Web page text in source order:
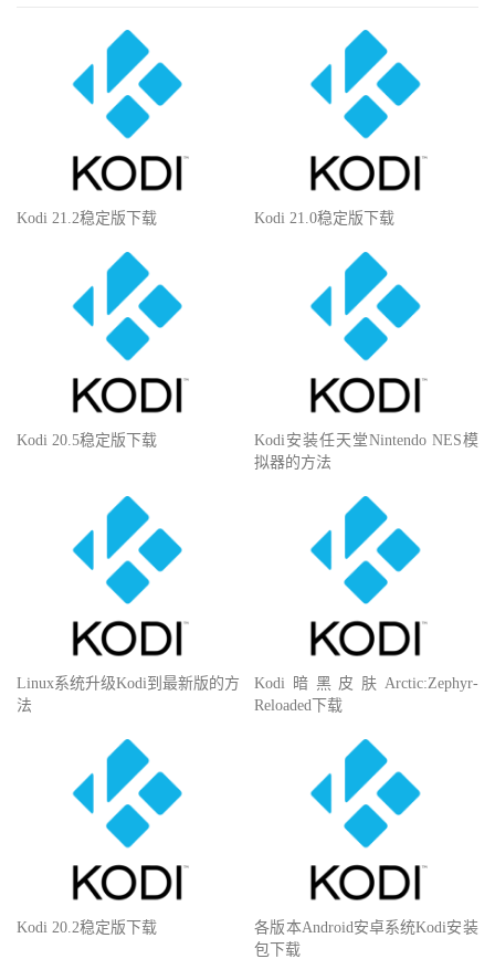
Kodi 21.2稳定版下载 Kodi 21.0稳定版下载
Kodi 20.5稳定版下载
Kodi安装任天堂Nintendo NES模
拟器的方法
Linux系统升级Kodi到最新版的方
法
Kodi暗黑皮肤Arctic:Zephyr-
Reloaded下载
Kodi 20.2稳定版下载
各版本Android安卓系统Kodi安装
包下载